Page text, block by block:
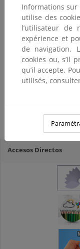
III Seminario de
CEACV, Sagunto
IV Seminario de
Online, 20 de marzo
CENEAM, 5 y 6 de
Accesos Directos
Informations sur
utilise des
l’utilisateur de
expérience et
de navigation.
cookies ou, s’il
qu’il accepte.
utilisés,